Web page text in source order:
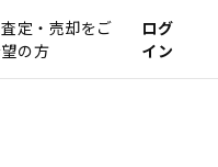
定・売却をご
の方
ログ
イン